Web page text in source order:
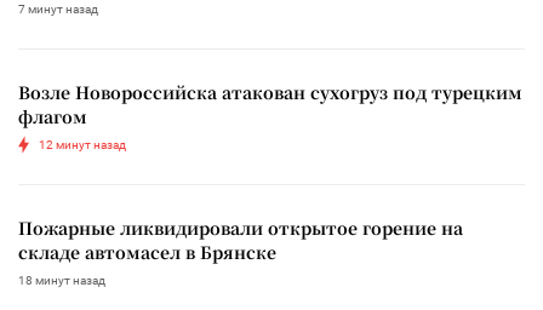
7 минут назад
Возле Новороссийска атакован сухогруз под турецким
флагом
12 минут назад
Пожарные ликвидировали открытое горение на
складе автомасел в Брянске
18 минут назад